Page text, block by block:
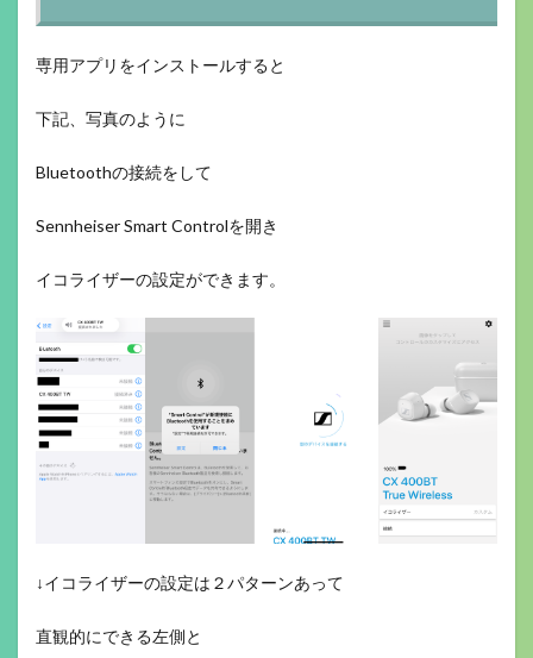
専用アプリをインストールすると
下記、写真のように
Bluetoothの接続をして
Sennheiser Smart Controlを開き
イコライザーの設定ができます。
↓イコライザーの設定は２パターンあって
直観的にできる左側と